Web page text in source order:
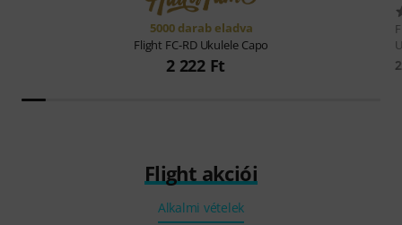
5000 darab eladva
Flight FC-RD Ukulele Capo
2 222 Ft
Flight akciói
Alkalmi vételek